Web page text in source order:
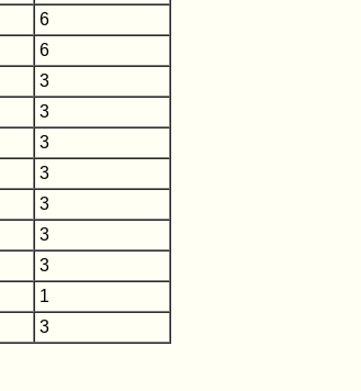
6
6
3
3
3
3
3
3
3
1
3